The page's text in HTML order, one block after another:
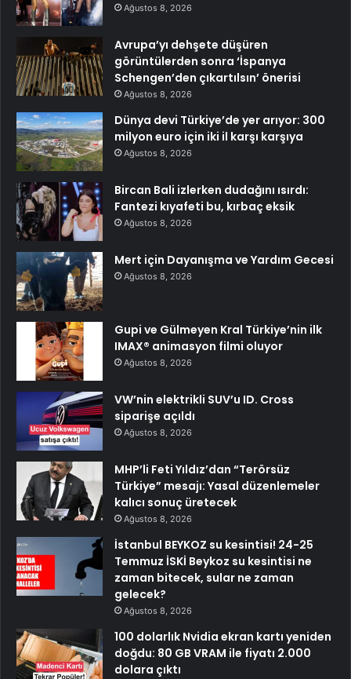
Ağustos 8, 2026
Avrupa’yı dehşete düşüren
görüntülerden sonra ‘İspanya
Schengen’den çıkartılsın’ önerisi
Ağustos 8, 2026
Dünya devi Türkiye’de yer arıyor: 300
milyon euro için iki il karşı karşıya
Ağustos 8, 2026
Bircan Bali izlerken dudağını ısırdı:
Fantezi kıyafeti bu, kırbaç eksik
Ağustos 8, 2026
Mert için Dayanışma ve Yardım Gecesi
Ağustos 8, 2026
Gupi ve Gülmeyen Kral Türkiye’nin ilk
IMAX® animasyon filmi oluyor
Ağustos 8, 2026
VW’nin elektrikli SUV’u ID. Cross
siparişe açıldı
Ağustos 8, 2026
MHP’li Feti Yıldız’dan “Terörsüz
Türkiye” mesajı: Yasal düzenlemeler
kalıcı sonuç üretecek
Ağustos 8, 2026
İstanbul BEYKOZ su kesintisi! 24-25
Temmuz İSKİ Beykoz su kesintisi ne
zaman bitecek, sular ne zaman
gelecek?
Ağustos 8, 2026
100 dolarlık Nvidia ekran kartı yeniden
doğdu: 80 GB VRAM ile fiyatı 2.000
dolara çıktı